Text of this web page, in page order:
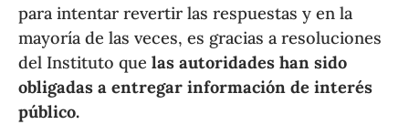
para intentar revertir las respuestas y en la
mayoría de las veces, es gracias a resoluciones
del Instituto quelas autoridades han sido
obligadas a entregar información de interés
público.